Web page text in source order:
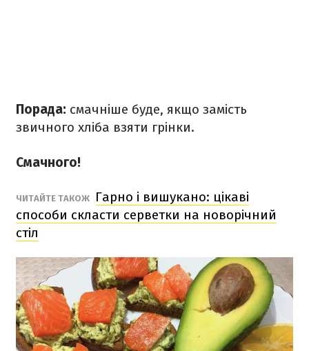
Порада: смачніше буде, якщо замість
звичного хліба взяти грінки.
Смачного!
ЧИТАЙТЕ ТАКОЖ
Гарно і вишукано: цікаві
способи скласти серветки на новорічний
стіл